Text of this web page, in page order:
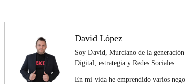
David López
Soy David, Murciano de la
Digital, estrategia y Redes Sociales.
En mi vida he emprendido varios